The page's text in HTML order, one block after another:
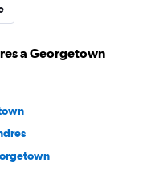
a Georgetown